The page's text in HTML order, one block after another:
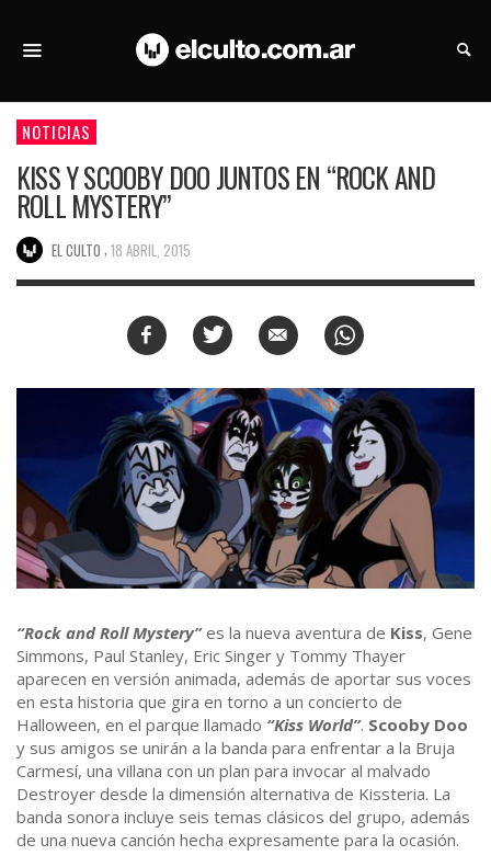
NOTICIAS
KISS Y SCOOBY DOO JUNTOS EN “ROCK AND
ROLL MYSTERY”
EL CULTO 18 ABRIL, 2015
“Rock and Roll Mystery”es la nueva aventura de Kiss, Gene
Simmons, Paul Stanley, Eric Singer y Tommy Thayer
aparecen en versión animada, además de aportar sus voces
en esta historia que gira en torno a un concierto de
Halloween, en el parque llamado “Kiss World”. Scooby Doo
y sus amigos se unirán a la banda para enfrentar a la Bruja
Carmesí, una villana con un plan para invocar al malvado
Destroyer desde la dimensión alternativa de Kissteria. La
banda sonora incluye seis temas clásicos del grupo, además
de una nueva canción hecha expresamente para la ocasión.